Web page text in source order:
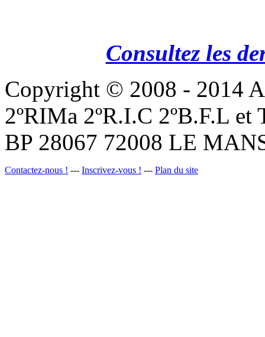
Consultez les
Copyright © 2008 - 2014
2ºRIMa 2ºR.I.C 2ºB.F.L
BP 28067 72008 LE
Contactez-nous ! --- Inscrivez-vous ! --- Plan du site